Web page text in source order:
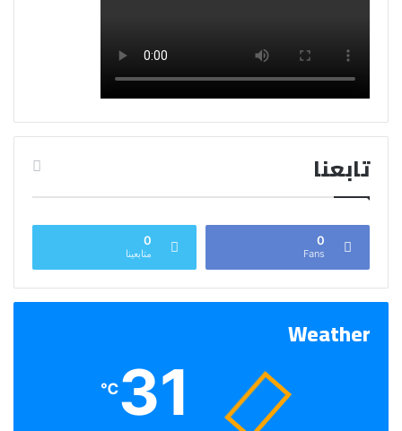
تابعنا
0
Fans
0
متابعينا
Weather
31
℃